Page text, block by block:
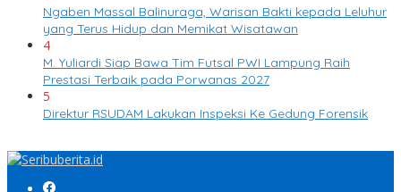
Ngaben Massal Balinuraga, Warisan Bakti kepada Leluhur
yang Terus Hidup dan Memikat Wisatawan
4
M. Yuliardi Siap Bawa Tim Futsal PWI Lampung Raih
Prestasi Terbaik pada Porwanas 2027
5
Direktur RSUDAM Lakukan Inspeksi Ke Gedung Forensik